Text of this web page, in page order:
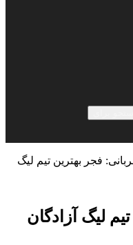
فجر بهترین تیم لیگ
لیگ آزادگان